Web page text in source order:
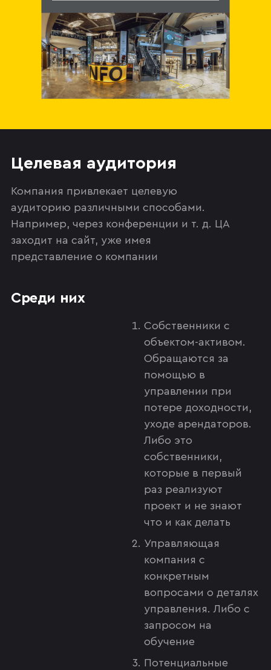
Целевая аудитория
Компания привлекает целевую
аудиторию различными способами.
Например, через конференции и т. д. ЦА
заходит на сайт, уже имея
представление о компании
Среди них
Собственники с
объектом-активом.
Обращаются за
помощью в
управлении при
потере доходности,
уходе арендаторов.
Либо это
собственники,
которые в первый
раз реализуют
проект и не знают
что и как делать
Управляющая
компания с
конкретным
вопросами о деталях
управления. Либо с
запросом на
обучение
Потенциальные